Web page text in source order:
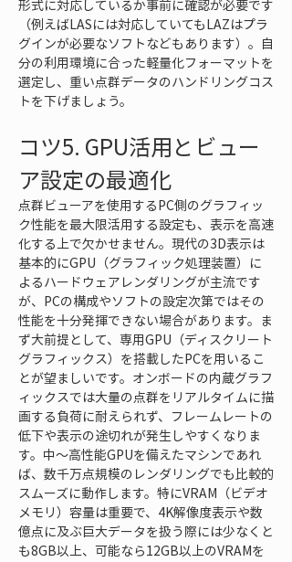
形式に対応しているか事前に確認が必要です
（例えばLASには対応していてもLAZはプラ
グインが必要なソフトなどもあります）。自
分の利用環境に合った軽量化フォーマットを
選定し、重い点群データのハンドリングコス
トを下げましょう。
コツ5. GPU活用とビュー
ア設定の最適化
点群ビューアを使用するPC側のグラフィッ
ク性能を最大限活用する設定も、表示を高速
化する上で欠かせません。現代の3D表示は
基本的にGPU（グラフィック処理装置）に
よるハードウェアレンダリングが主流です
が、PCの構成やソフトの設定次第ではその
性能を十分発揮できない場合があります。ま
ず大前提として、専用GPU（ディスクリート
グラフィックス）を搭載したPCを用いるこ
とが望ましいです。オンボードの内蔵グラフ
ィックスでは大量の点群をリアルタイムに描
画する負荷に耐えられず、フレームレートの
低下や表示の途切れが発生しやすくなりま
す。中～高性能GPUを備えたマシンであれ
ば、数千万点規模のレンダリングでも比較的
スムーズに動作します。特にVRAM（ビデオ
メモリ）容量は重要で、4K解像度表示や数
億点に及ぶ巨大データを扱う際には少なくと
も8GB以上、可能なら12GB以上のVRAMを